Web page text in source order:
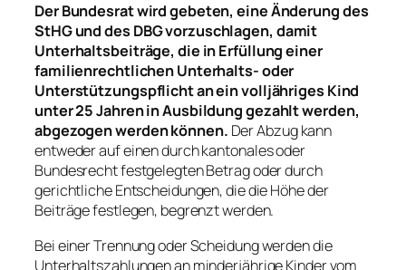
Der Bundesrat wird gebeten, eine Änderung des
StHG und des DBG vorzuschlagen, damit
Unterhaltsbeiträge, die in Erfüllung einer
familienrechtlichen Unterhalts- oder
Unterstützungspflicht an ein volljähriges Kind
unter 25 Jahren in Ausbildung gezahlt werden,
abgezogen werden können. Der Abzug kann
entweder auf einen durch kantonales oder
Bundesrecht festgelegten Betrag oder durch
gerichtliche Entscheidungen, die die Höhe der
Beiträge festlegen, begrenzt werden.
Bei einer Trennung oder Scheidung werden die
Unterhaltszahlungen an minderjährige Kinder vom